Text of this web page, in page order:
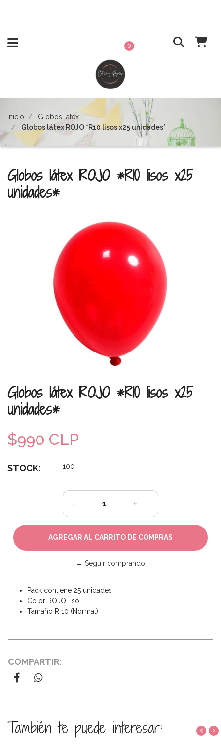
0
Inicio
Globos latex
Globos látex ROJO *R10 lisos x25 unidades*
Globos látex ROJO *R10 lisos x25
unidades*
Globos látex ROJO *R10 lisos x25
unidades*
$990 CLP
STOCK: 100
- +
← Seguir comprando
Pack contiene 25 unidades
Color ROJO liso.
Tamaño R 10 (Normal).
COMPARTIR:
También te puede interesar: ‹ ›